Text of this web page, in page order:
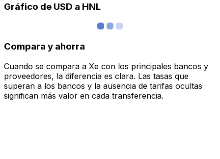
Gráfico de USD a HNL
Compara y ahorra
Cuando se compara a Xe con los principales bancos y
proveedores, la diferencia es clara. Las tasas que
superan a los bancos y la ausencia de tarifas ocultas
significan más valor en cada transferencia.